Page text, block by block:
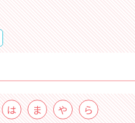
は ま や
ら